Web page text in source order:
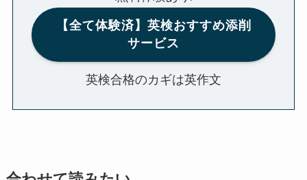
【全て体験済】英検おすすめ添削
サービス
英検合格のカギは英作文